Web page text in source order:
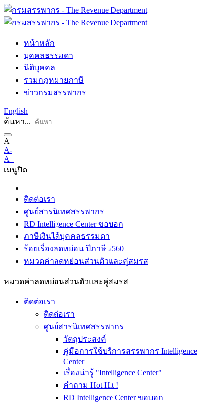
หน้าหลัก
บุคคลธรรมดา
นิติบุคคล
รวมกฎหมายภาษี
ข่าวกรมสรรพากร
English
ค้นหา...
A
A-
A+
เมนูปิด
ติดต่อเรา
ศูนย์สารนิเทศสรรพากร
RD Intelligence Center ขอบอก
ภาษีเงินได้บุคคลธรรมดา
ร้อยเรื่องลดหย่อน ปีภาษี 2560
หมวดค่าลดหย่อนส่วนตัวและคู่สมรส
หมวดค่าลดหย่อนส่วนตัวและคู่สมรส
ติดต่อเรา
ติดต่อเรา
ศูนย์สารนิเทศสรรพากร
วัตถุประสงค์
คู่มือการใช้บริการสรรพากร Intelligence
Center
เรื่องน่ารู้ "Intelligence Center"
คำถาม Hot Hit !
RD Intelligence Center ขอบอก